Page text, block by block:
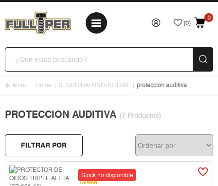
(0)
0
Atrás Home SEGURIDAD INDUSTRIAL proteccion auditiva
PROTECCION AUDITIVA (7 Productos)
FILTRAR POR
Stock no disponible
TAIWAN